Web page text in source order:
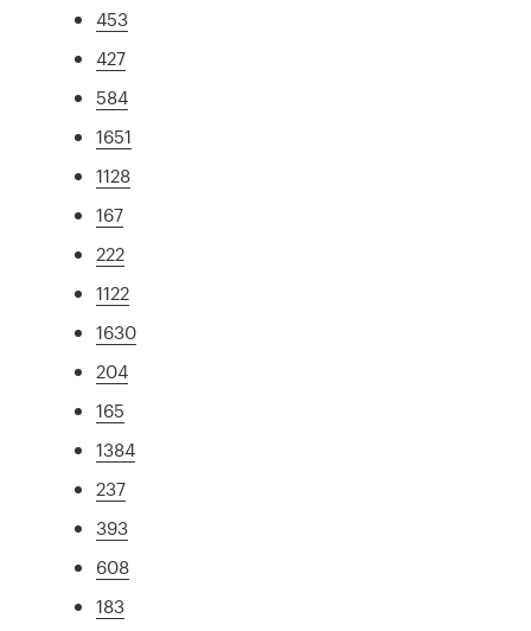
453
427
584
1651
1128
167
222
1122
1630
204
165
1384
237
393
608
183